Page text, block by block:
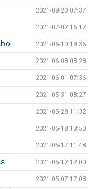
2021-08-20 07:37
2021-07-02 16:12
2021-06-10 19:36
2021-06-08 08:28
2021-06-01 07:36
2021-05-31 08:27
2021-05-28 11:32
2021-05-18 13:50
2021-05-17 11:48
2021-05-12 12:00
2021-05-07 17:08